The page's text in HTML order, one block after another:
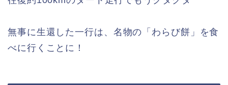
無事に生還した一行は、名物の「わらび餅」を食
べに行くことに！